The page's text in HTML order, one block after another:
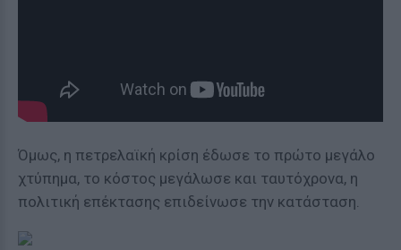
Όμως, η πετρελαϊκή κρίση έδωσε το πρώτο μεγάλο
χτύπημα, το κόστος μεγάλωσε και ταυτόχρονα, η
πολιτική επέκτασης επιδείνωσε την κατάσταση.